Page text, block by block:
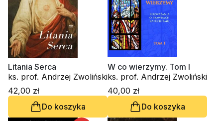
Litania Serca
ks. prof. Andrzej Zwoliński
42,00 zł
Do koszyka
W co wierzymy. Tom I
ks. prof. Andrzej Zwoliński
40,00 zł
Do koszyka